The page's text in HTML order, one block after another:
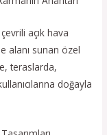
açık hava
alanı sunan özel
teraslarda,
doğayla